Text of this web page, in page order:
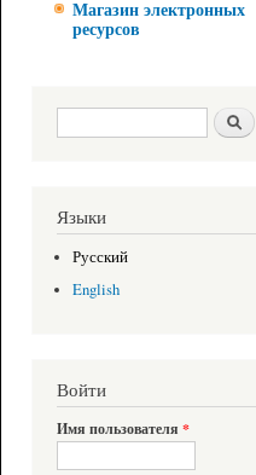
Магазин электронных
ресурсов
Форма поиска Поиск
Языки
Русский
English
Войти
Имя пользователя *